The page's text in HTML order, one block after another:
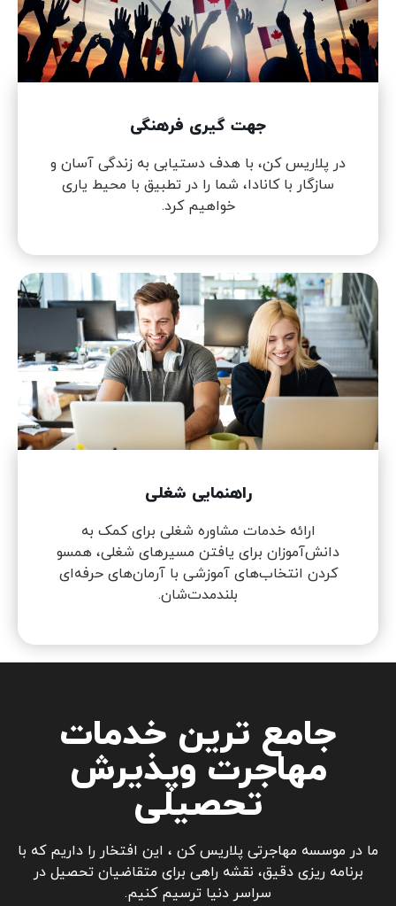
جهت گیری فرهنگی
در پلاریس کن، با هدف دستیابی به زندگی آسان و
سازگار با کانادا، شما را در تطبیق با محیط یاری
خواهیم کرد.
راهنمایی شغلی
ارائه خدمات مشاوره شغلی برای کمک به
دانش‌آموزان برای یافتن مسیرهای شغلی، همسو
کردن انتخاب‌های آموزشی با آرمان‌های حرفه‌ای
بلندمدت‌شان.
جامع ترین خدمات
مهاجرت وپذیرش
تحصیلی
ما در موسسه مهاجرتی پلاریس کن ، این افتخار را داریم که با
برنامه ریزی دقیق، نقشه راهی برای متقاضیان تحصیل در
سراسر دنیا ترسیم کنیم.